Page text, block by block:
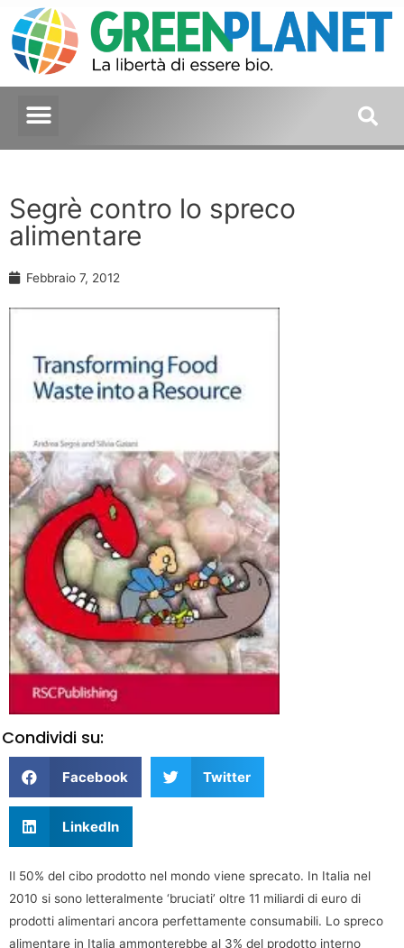
Segrè contro lo spreco
alimentare
Febbraio 7, 2012
Condividi su:
Facebook Twitter
LinkedIn
Il 50% del cibo prodotto nel mondo viene sprecato. In Italia nel
2010 si sono letteralmente ‘bruciati’ oltre 11 miliardi di euro di
prodotti alimentari ancora perfettamente consumabili. Lo spreco
alimentare in Italia ammonterebbe al 3% del prodotto interno